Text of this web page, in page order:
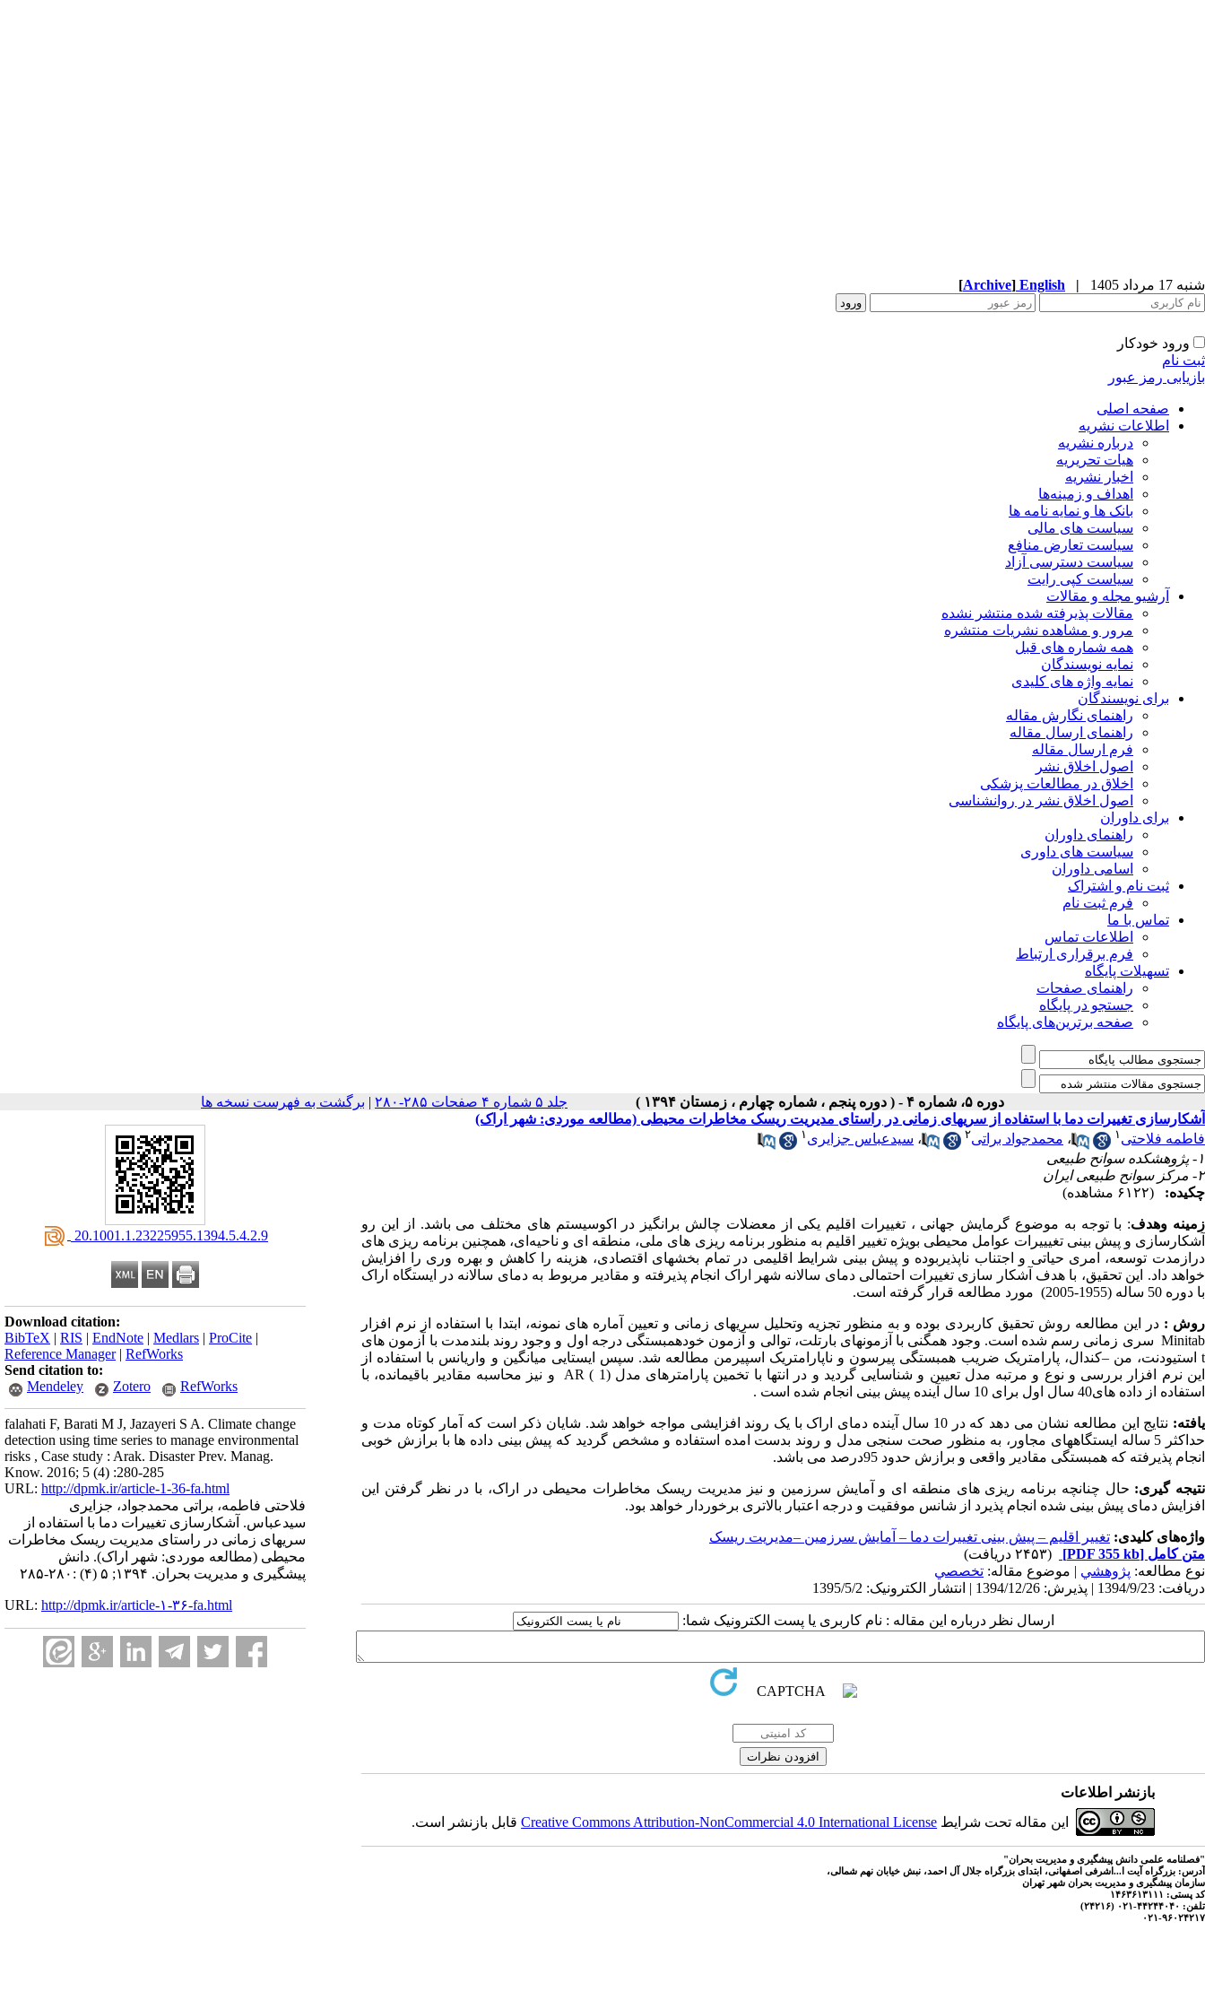
شنبه 17 مرداد 1405 |
English
[Archive]
ورود خودکار
ثبت نام
بازیابی رمز عبور
صفحه اصلی
اطلاعات نشریه
درباره نشریه
هیات تحریریه
اخبار نشریه
اهداف و زمینه‌ها
بانک ها و نمایه نامه ها
سیاست های مالی
سیاست تعارض منافع
سیاست دسترسی آزاد
سیاست کپی رایت
آرشیو مجله و مقالات
مقالات پذیرفته شده منتشر نشده
مرور و مشاهده نشریات منتشره
همه شماره های قبل
نمایه نویسندگان
نمایه واژه های کلیدی
برای نویسندگان
راهنمای نگارش مقاله
راهنمای ارسال مقاله
فرم ارسال مقاله
اصول اخلاق نشر
اخلاق در مطالعات پزشکی
اصول اخلاق نشر در روانشناسی
برای داوران
راهنمای داوران
سیاست های داوری
اسامی داوران
ثبت نام و اشتراک
فرم ثبت نام
تماس با ما
اطلاعات تماس
فرم برقراری ارتباط
تسهیلات پایگاه
راهنمای صفحات
جستجو در پایگاه
صفحه برترین‌های پایگاه
دوره ۵، شماره ۴ - ( دوره پنجم ، شماره چهارم ، زمستان ۱۳۹۴ ) جلد ۵ شماره ۴ صفحات ۲۸۵-۲۸۰ | برگشت به فهرست نسخه ها
‎ 20.1001.1.23225955.1394.5.4.2.9
Download citation:
BibTeX | RIS | EndNote | Medlars | ProCite |
Reference Manager| RefWorks
Send citation to:
Mendeley
Zotero RefWorks
falahati F, Barati M J, Jazayeri S A. Climate change
detection using time series to manage environmental
risks , Case study : Arak. Disaster Prev. Manag.
Know. 2016; 5 (4) :280-285
URL: http://dpmk.ir/article-1-36-fa.html
فلاحتی فاطمه، براتی محمدجواد، جزایری
سیدعباس. آشکارسازی تغییرات دما با استفاده از
سریهای زمانی در راستای مدیریت ریسک مخاطرات
محیطی (مطالعه موردی: شهر اراک). دانش
پیشگیری و مدیریت بحران. ۱۳۹۴; ۵ (۴) :۲۸۰-۲۸۵
URL: http://dpmk.ir/article-۱-۳۶-fa.html
آشکارسازی تغییرات دما با استفاده از سریهای زمانی در راستای مدیریت ریسک مخاطرات محیطی (مطالعه موردی: شهر اراک)
فاطمه فلاحتی ۱ ، محمدجواد براتی۲ ، سیدعباس جزایری ۱
۱- پژوهشکده سوانح طبیعی
۲- مرکز سوانح طبیعی ایران
چکیده:
(۶۱۲۲ مشاهده)
زمینه وهدف: با توجه به موضوع گرمایش جهانی ، تغییرات اقلیم یکی از معضلات چالش برانگیز در اکوسیستم های مختلف می باشد. از این رو
آشکارسازی و پیش بینی تغیییرات عوامل محیطی بویژه تغییر اقلیم به منظور برنامه ریزی های ملی، منطقه ای و ناحیه‌ای، همچنین برنامه ریزی های
درازمدت توسعه، امری حیاتی و اجتناب ناپذیربوده و پیش بینی شرایط اقلیمی در تمام بخشهای اقتصادی، هزینه را کاهش و بهره وری را افزایش
خواهد داد. این تحقیق، با هدف آشکار سازی تغییرات احتمالی دمای سالانه شهر اراک انجام پذیرفته و مقادیر مربوط به دمای سالانه در ایستگاه اراک
با دوره 50 ساله (1955-2005) مورد مطالعه قرار گرفته است
.
روش : در این مطالعه روش تحقیق کاربردی بوده و به منظور تجزیه وتحلیل سری­های زمانی و تعیین آماره های نمونه، ابتدا با استفاده از نرم افزار
Minitab سری زمانی رسم شده است. وجود همگنی با آزمونهای بارتلت، توالی و آزمون خودهمبستگی درجه اول و وجود روند بلندمدت با آزمون های
t استیودنت، من –کندال، پارامتریک ضریب همبستگی پیرسون و ناپارامتریک اسپیرمن مطالعه شد. سپس ایستایی میانگین و واریانس با استفاده از
این نرم افزار بررسی و نوع و مرتبه مدل تعیین و شناسایی گردید و در انتها با تخمین پارامترهای مدل (1 )
AR و نیز محاسبه مقادیر باقیمانده، با
استفاده از داده های40 سال اول برای 10 سال آینده پیش بینی انجام شده است .
یافته:
نتایج این مطالعه نشان می دهد که در 10 سال آینده دمای اراک با یک روند افزایشی مواجه خواهد شد. شایان ذکر است که آمار کوتاه مدت و
حداکثر 5 ساله ایستگاههای مجاور، به منظور صحت سنجی مدل و روند بدست امده استفاده و مشخص گردید که پیش بینی داده ها با برازش خوبی
انجام پذیرفته که همبستگی مقادیر واقعی و برازش حدود 95درصد می باشد.
نتیجه گیری: حال چنانچه برنامه ریزی های منطقه ای و آمایش سرزمین و نیز مدیریت ریسک مخاطرات محیطی در اراک، با در نظر گرفتن این
افزایش دمای پیش بینی شده انجام پذیرد از شانس موفقیت و درجه اعتبار بالاتری برخوردار خواهد بود.
واژه‌های کلیدی: تغییر اقلیم – پیش بینی تغییرات دما – آمایش سرزمین –مدیریت ریسک
متن کامل [PDF 355 kb]
(۲۴۵۳ دریافت)
نوع مطالعه: پژوهشي | موضوع مقاله: تخصصي
دریافت: 1394/9/23 | پذیرش: 1394/12/26 | انتشار الکترونیک: 1395/5/2
ارسال نظر درباره این مقاله : نام کاربری یا پست الکترونیک شما:
بازنشر اطلاعات
این مقاله تحت شرایط Creative Commons Attribution-NonCommercial 4.0 International Licenseقابل بازنشر است.
"فصلنامه علمی دانش پیشگیری و مدیریت بحران"
آدرس: بزرگراه آیت ا...اشرفی اصفهانی، ابتدای بزرگراه جلال آل احمد، نبش خیابان نهم شمالی،
سازمان پیشگیری و مدیریت بحران شهر تهران
کد پستی: ۱۴۶۳۶۱۳۱۱۱
تلفن: ۴۴۲۴۴۰۴۰-۰۲۱ (۲۴۲۱۶)
۰۲۱-۹۶۰۲۴۲۱۷